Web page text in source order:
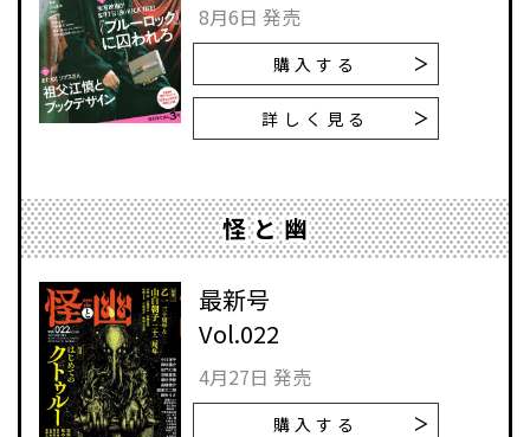
8月6日 発売
購入する
詳しく見る
怪と幽
最新号
Vol.022
4月27日 発売
購入する